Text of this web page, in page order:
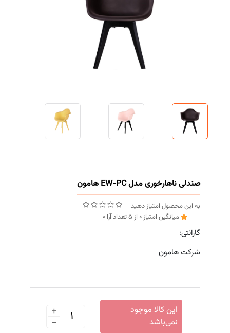
صندلی ناهارخوری مدل EW-PC هامون
به این محصول امتیاز دهید
میانگین امتیاز0 از 5تعداد آرا 0
گارانتی:
شرکت هامون
+
-
این کالا موجود
نمی‌باشد